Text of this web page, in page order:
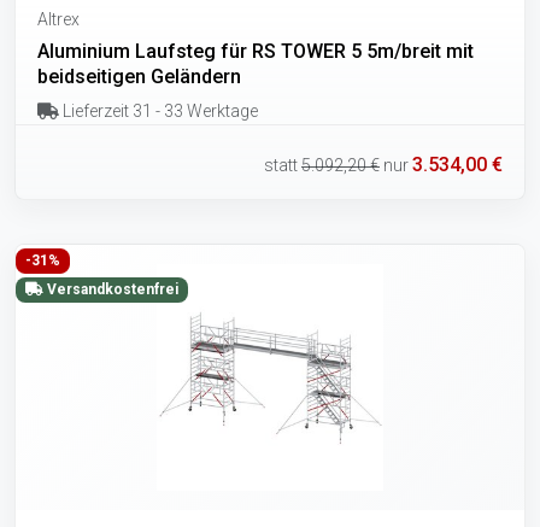
Altrex
Aluminium Laufsteg für RS TOWER 5 5m/breit mit
beidseitigen Geländern
Lieferzeit 31 - 33 Werktage
statt5.092,20 € nur3.534,00 €
-31%
Versandkostenfrei